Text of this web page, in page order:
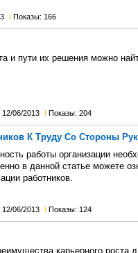
l Показы: 166
и пути их решения можно
12/06/2013 l Показы: 204
К Труду Со Стороны
работы организации
в данной статье можете
работников.
12/06/2013 l Показы: 124
карьерного роста